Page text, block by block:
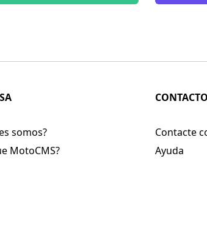
somos?
MotoCMS?
Contacte
Ayuda